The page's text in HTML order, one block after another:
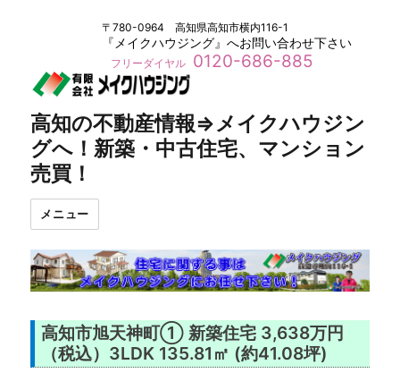
〒780-0964 高知県高知市横内116-1
『メイクハウジング』へお問い合わせ下さい
フリーダイヤル 0120-686-885
高知の不動産情報⇒メイクハウジン
グへ！新築・中古住宅、マンション
売買！
メニュー
高知市旭天神町① 新築住宅 3,638万円
（税込）3LDK 135.81㎡ (約41.08坪)